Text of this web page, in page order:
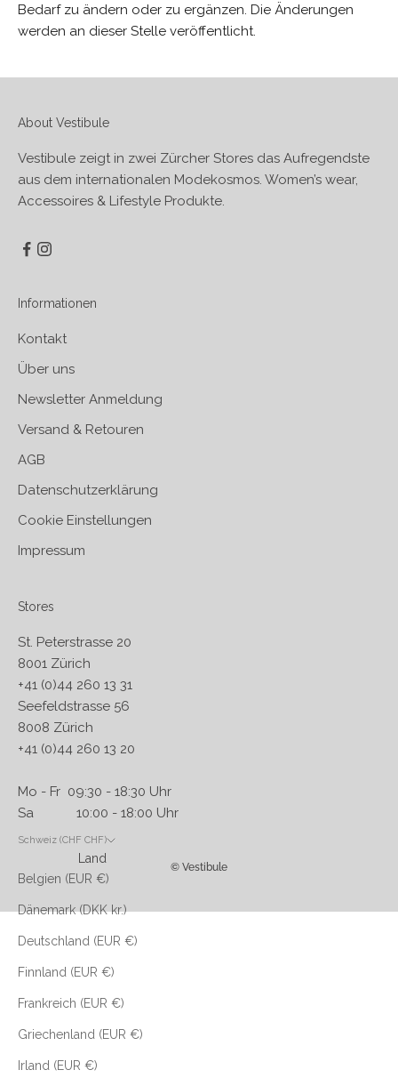
Bedarf zu ändern oder zu ergänzen. Die Änderungen
werden an dieser Stelle veröffentlicht.
About Vestibule
Vestibule zeigt in zwei Zürcher Stores das Aufregendste
aus dem internationalen Modekosmos. Women’s wear,
Accessoires & Lifestyle Produkte.
Informationen
Kontakt
Über uns
Newsletter Anmeldung
Versand & Retouren
AGB
Datenschutzerklärung
Cookie Einstellungen
Impressum
Stores
St. Peterstrasse 20
8001 Zürich
+41 (0)44 260 13 31
Seefeldstrasse 56
8008 Zürich
+41 (0)44 260 13 20
Mo - Fr 09:30 - 18:30 Uhr
Sa 10:00 - 18:00 Uhr
Schweiz (CHF CHF)
Land
Belgien (EUR €)
Dänemark (DKK kr.)
Deutschland (EUR €)
Finnland (EUR €)
Frankreich (EUR €)
Griechenland (EUR €)
Irland (EUR €)
© Vestibule